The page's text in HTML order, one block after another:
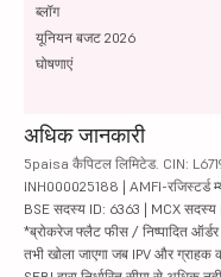
ब्लॉग
यूनियन बजट 2026
घोषणाएं
अधिक जानकारी
5paisa कैपिटल लिमिटेड. CIN:
INH000025188 | AMFI-रजिस्टर्ड
BSE सदस्य ID: 6363 | MCX सदस्य
*ब्रोकरेज फ्लैट फीस / निष्पादित
तभी खोला जाएगा जब IPV और